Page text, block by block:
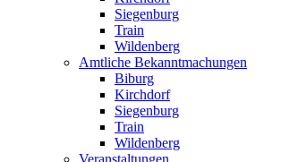
Siegenburg
Train
Wildenberg
Amtliche Bekanntmachungen
Biburg
Kirchdorf
Siegenburg
Train
Wildenberg
Veranstaltungen